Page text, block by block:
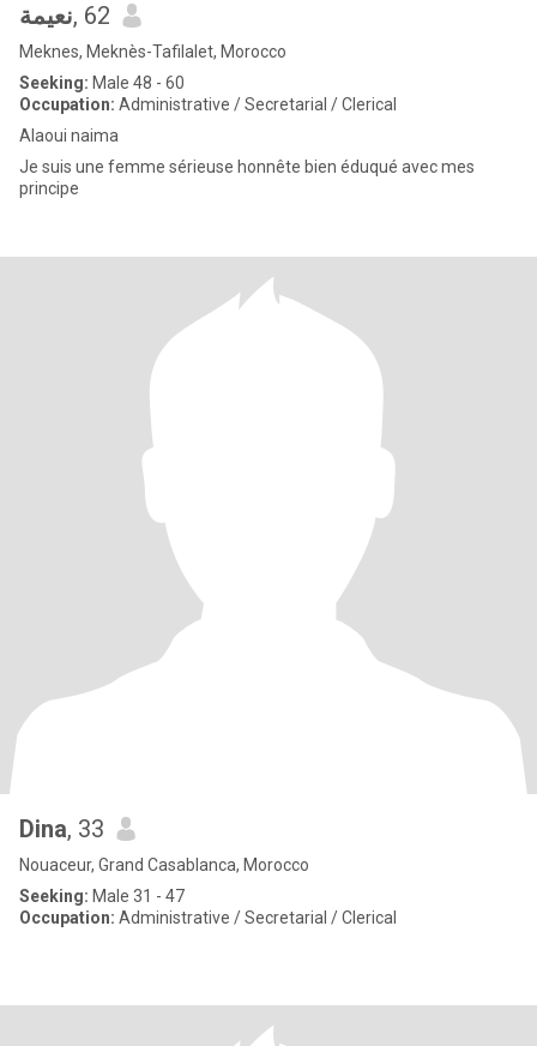
نعيمة, 62
Meknes, Meknès-Tafilalet, Morocco
Seeking: Male 48 - 60
Occupation: Administrative / Secretarial / Clerical
Alaoui naima
Je suis une femme sérieuse honnête bien éduqué avec mes
principe
Dina, 33
Nouaceur, Grand Casablanca, Morocco
Seeking: Male 31 - 47
Occupation: Administrative / Secretarial / Clerical